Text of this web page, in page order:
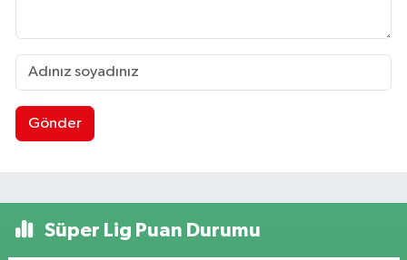
Gönder
Süper Lig Puan Durumu